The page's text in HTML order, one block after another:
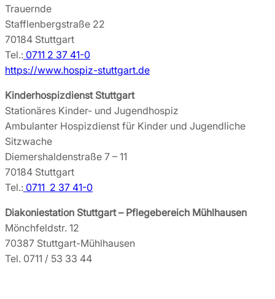
Trauernde
Stafflenbergstraße 22
70184 Stuttgart
Tel.: 0711 2 37 41-0
https://www.hospiz-stuttgart.de
Kinderhospizdienst Stuttgart
Stationäres Kinder- und Jugendhospiz
Ambulanter Hospizdienst für Kinder und Jugendliche
Sitzwache
Diemershaldenstraße 7 – 11
70184 Stuttgart
Tel.: 0711 2 37 41-0
Diakoniestation Stuttgart – Pflegebereich Mühlhausen
Mönchfeldstr. 12
70387 Stuttgart-Mühlhausen
Tel. 0711 / 53 33 44